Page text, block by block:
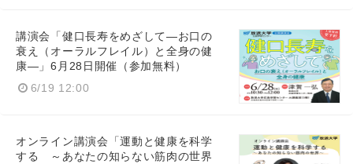
講演会「健口長寿をめざして―お口の
衰え（オーラルフレイル）と全身の健
康―」6月28日開催（参加無料）
6/19 12:00
オンライン講演会「運動と健康を科学
する ～あなたの知らない筋肉の世界